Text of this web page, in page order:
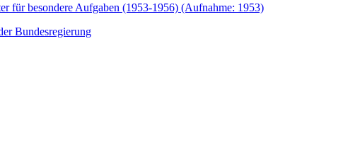
für besondere Aufgaben (1953-1956) (Aufnahme: 1953)
Bundesregierung